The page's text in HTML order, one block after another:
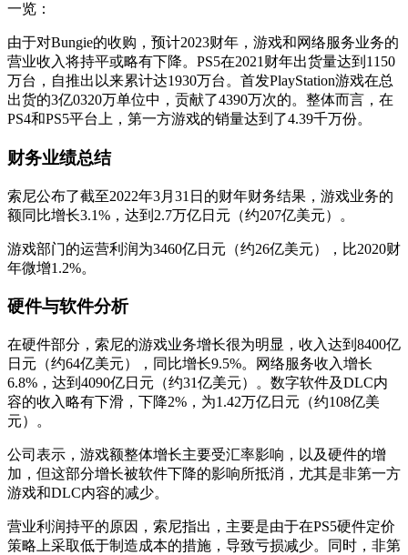
一览：
由于对Bungie的收购，预计2023财年，游戏和网络服务业务的
营业收入将持平或略有下降。PS5在2021财年出货量达到1150
万台，自推出以来累计达1930万台。首发PlayStation游戏在总
出货的3亿0320万单位中，贡献了4390万次的。整体而言，在
PS4和PS5平台上，第一方游戏的销量达到了4.39千万份。
财务业绩总结
索尼公布了截至2022年3月31日的财年财务结果，游戏业务的
额同比增长3.1%，达到2.7万亿日元（约207亿美元）。
游戏部门的运营利润为3460亿日元（约26亿美元），比2020财
年微增1.2%。
硬件与软件分析
在硬件部分，索尼的游戏业务增长很为明显，收入达到8400亿
日元（约64亿美元），同比增长9.5%。网络服务收入增长
6.8%，达到4090亿日元（约31亿美元）。数字软件及DLC内
容的收入略有下滑，下降2%，为1.42万亿日元（约108亿美
元）。
公司表示，游戏额整体增长主要受汇率影响，以及硬件的增
加，但这部分增长被软件下降的影响所抵消，尤其是非第一方
游戏和DLC内容的减少。
营业利润持平的原因，索尼指出，主要是由于在PS5硬件定价
策略上采取低于制造成本的措施，导致亏损减少。同时，非第